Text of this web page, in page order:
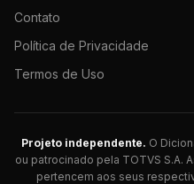
Contato
Política de Privacidade
Termos de Uso
Projeto independente. O
ou patrocinado pela TOTVS S.A.
pertencem aos seus